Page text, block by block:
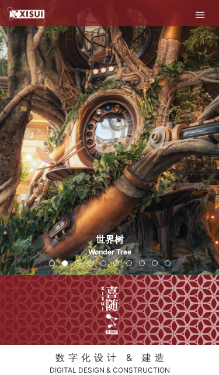
世界树
Wonder Tree
数字化设计 & 建造
DIGITAL DESIGN & CONSTRUCTION